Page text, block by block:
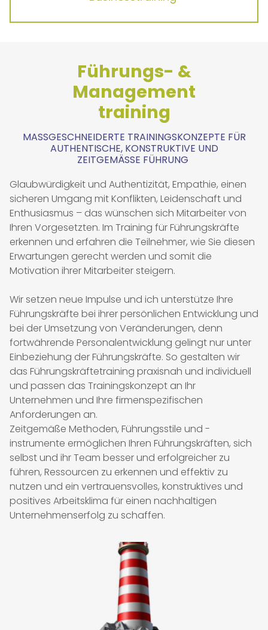
Führungs- &
Management
training
MASSGESCHNEIDERTE TRAININGSKONZEPTE FÜR A
UTHENTISCHE, KONSTRUKTIVE UND Z
EITGEMÄSSE FÜHRUNG
Glaubwürdigkeit und Authentizität, Empathie, einen
sicheren Umgang mit Konflikten, Leidenschaft und
Enthusiasmus – das wünschen sich Mitarbeiter von
Ihren Vorgesetzten. Im Training für Führungskräfte
erkennen und erfahren die Teilnehmer, wie Sie diesen
Erwartungen gerecht werden und somit die
Motivation ihrer Mitarbeiter steigern.
Wir setzen neue Impulse und ich unterstütze Ihre
Führungskräfte bei ihrer persönlichen Entwicklung und
bei der Umsetzung von Veränderungen, denn
fortwährende Personalentwicklung gelingt nur unter
Einbeziehung der Führungskräfte. So gestalten wir
das Führungskräftetraining praxisnah und individuell
und passen das Trainingskonzept an Ihr
Unternehmen und Ihre firmenspezifischen
Anforderungen an.
Zeitgemäße Methoden, Führungsstile und -
instrumente ermöglichen Ihren Führungskräften, sich
selbst und ihr Team besser und erfolgreicher zu
führen, Ressourcen zu erkennen und effektiv zu
nutzen und ein vertrauensvolles, konstruktives und
positives Arbeitsklima für einen nachhaltigen
Unternehmenserfolg zu schaffen.